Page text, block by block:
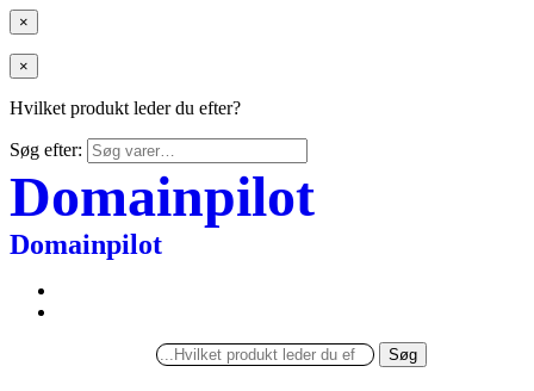
×
×
Hvilket produkt leder du efter?
Søg efter:
Domainpilot
Domainpilot
Søg